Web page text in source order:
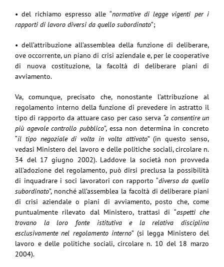
• del richiamo espresso alle “normative di legge vigenti per i
rapporti di lavoro diversi da quello subordinato”;
• dell’attribuzione all’assemblea della funzione di deliberare,
ove occorrente, un piano di crisi aziendale e, per le cooperative
di nuova costituzione, la facoltà di deliberare piani di
avviamento.
Va, comunque, precisato che, nonostante l’attribuzione al
regolamento interno della funzione di prevedere in astratto il
tipo di rapporto da attuare caso per caso serva “a consentire un
più agevole controllo pubblico”, essa non determina in concreto
“il tipo negoziale di volta in volta attivato” (in questo senso,
vedasi Ministero del lavoro e delle politiche sociali, circolare n.
34 del 17 giugno 2002). Laddove la società non provveda
all’adozione del regolamento, può dirsi preclusa la possibilità
di inquadrare i soci lavoratori con rapporto “diverso da quello
subordinato”, nonché all’assemblea la facoltà di deliberare piani
di crisi aziendale o piani di avviamento, posto che, come
puntualmente rilevato dal Ministero, trattasi di “aspetti che
trovano la loro fonte istitutiva e la relativa disciplina
esclusivamente nel regolamento interno” (si legga Ministero del
lavoro e delle politiche sociali, circolare n. 10 del 18 marzo
2004).